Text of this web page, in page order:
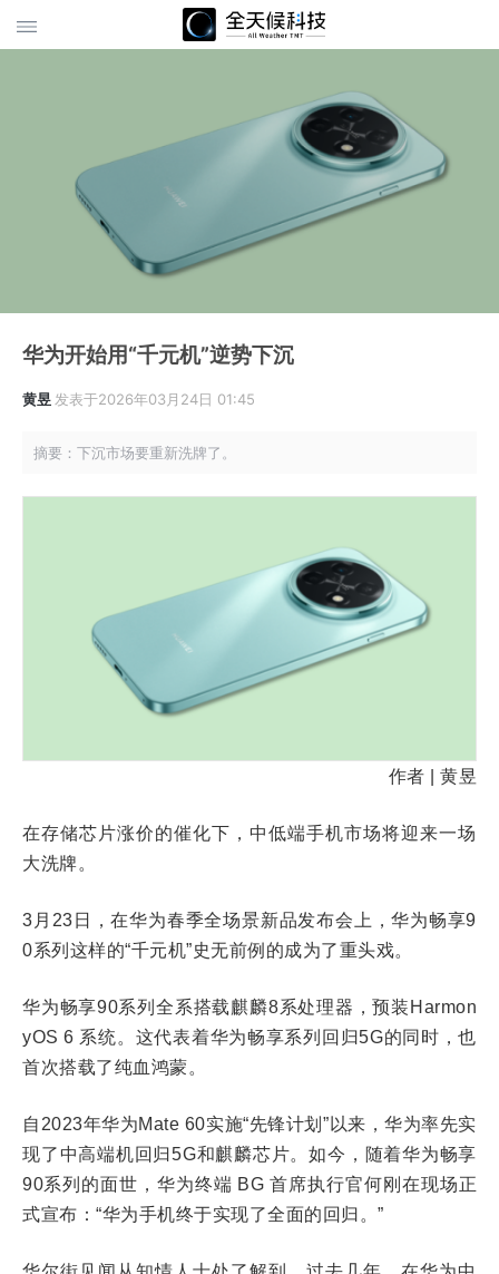
华为开始用“千元机”逆势下沉
黄昱发表于2026年03月24日 01:45
摘要：下沉市场要重新洗牌了。
作者 | 黄昱
在存储芯片涨价的催化下，中低端手机市场将迎来一场
大洗牌。
3月23日，在华为春季全场景新品发布会上，华为畅享9
0系列这样的“千元机”史无前例的成为了重头戏。
华为畅享90系列全系搭载麒麟8系处理器，预装Harmon
yOS 6 系统。这代表着华为畅享系列回归5G的同时，也
首次搭载了纯血鸿蒙。
自2023年华为Mate 60实施“先锋计划”以来，华为率先实
现了中高端机回归5G和麒麟芯片。如今，随着华为畅享
90系列的面世，华为终端 BG 首席执行官何刚在现场正
式宣布：“华为手机终于实现了全面的回归。”